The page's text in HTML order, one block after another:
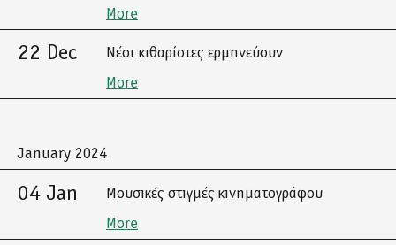
More
22 Dec
Νέοι κιθαρίστες ερμηνεύουν
More
January 2024
04 Jan
Μουσικές στιγμές κινηματογράφου
More